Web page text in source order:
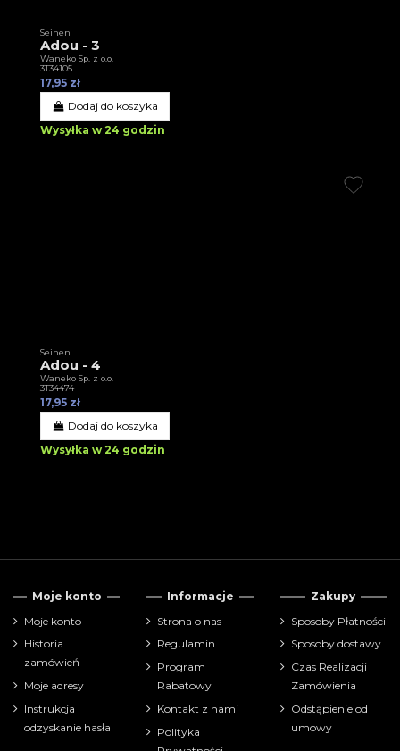
Seinen
Adou - 3
Waneko Sp. z o.o.
3T34105
17,95 zł
Dodaj do koszyka
Wysyłka w 24 godzin
Seinen
Adou - 4
Waneko Sp. z o.o.
3T34474
17,95 zł
Dodaj do koszyka
Wysyłka w 24 godzin
Moje konto
Moje konto
Historia
zamówień
Moje adresy
Instrukcja
odzyskanie hasła
Informacje
Strona o nas
Regulamin
Program
Rabatowy
Kontakt z nami
Polityka
Zakupy
Sposoby Płatności
Sposoby dostawy
Czas Realizacji
Zamówienia
Odstąpienie od
umowy